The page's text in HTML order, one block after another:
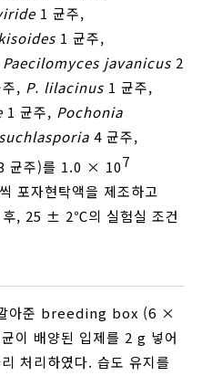
1 균주,
1 균주,
Paecilomyces javanicus 2
, P. lilacinus 1 균주,
1 균주, Pochonia
4 균주,
균주)를 1.0 × 107
자현탁액을 제조하고
후, 25 ± 2℃의 실험실 조건
준 breeding box (6 ×
이 배양된 입제를 2 g 넣어
처리하였다. 습도 유지를